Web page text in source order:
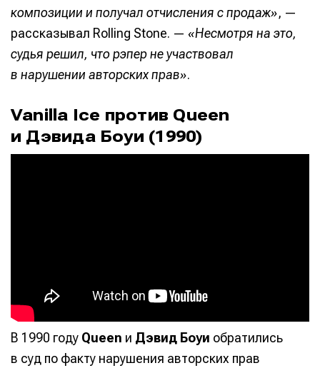
композиции и получал отчисления с продаж», —
рассказывал Rolling Stone. — «Несмотря на это,
судья решил, что рэпер не участвовал
в нарушении авторских прав».
Vanilla Ice против Queen
и Дэвида Боуи (1990)
В 1990 году Queen и Дэвид Боуи обратились
в суд по факту нарушения авторских прав